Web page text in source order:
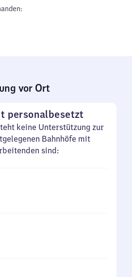
vor Ort
personalbesetzt
keine Unterstützung zur
Bahnhöfe mit
sind: